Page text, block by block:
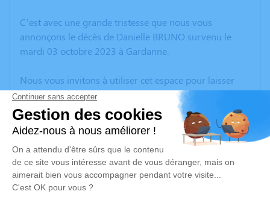
C’est avec une grande tristesse que nous vous
annonçons le décès de Danielle BRUNO survenu le
mardi 03 octobre 2023 à Gardanne.
Nous vous invitons à utiliser cet espace pour laisser
vos condoléances, partager des photos souvenirs, une
anecdote ou exprimer vos pensées à travers des
poèmes ou des textes. Cet endroit est un lieu
d'expression dédié à honorer la mémoire de Danielle
BRUNO.
Un service de plantation d’arbre hommage est
disponible ici.